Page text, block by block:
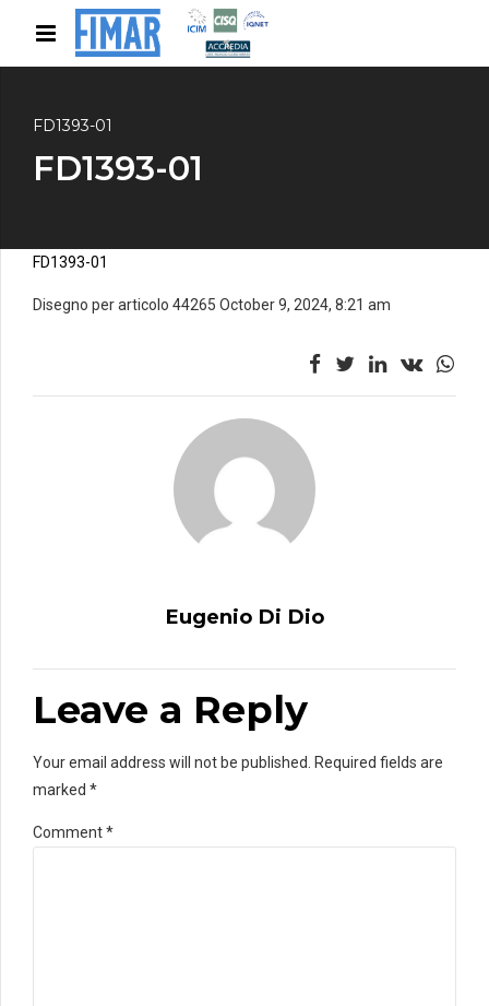
FD1393-01
FD1393-01
FD1393-01
Disegno per articolo 44265 October 9, 2024, 8:21 am
Eugenio Di Dio
Leave a Reply
Your email address will not be published. Required fields are
marked *
Comment*